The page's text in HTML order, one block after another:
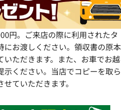
円。ご来店の際に利用されたタ
にお渡しください。領収書の原本
いただきます。また、お車でお越
示ください。当店でコピーを取ら
ていただきます。